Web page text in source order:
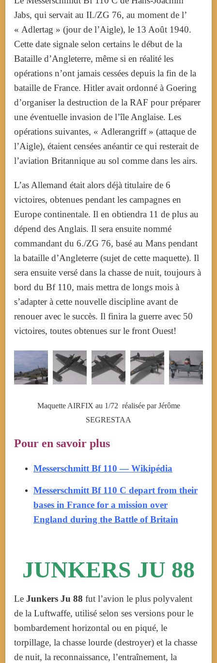
Jabs, qui servait au II./ZG 76, au moment de l’
« Adlertag » (jour de l’Aigle), le 13 Août 1940.
Cette date signale selon certains le début de la
Bataille d’Angleterre, même si en réalité les
opérations n’ont jamais cessées depuis la fin de la
bataille de France. Hitler avait ordonné à Goering
d’organiser la destruction de la RAF pour préparer
une éventuelle invasion de l’île Anglaise. Les
opérations suivantes, « Adlerangriff » (attaque de
l’Aigle), étaient censées anéantir ce qui resterait de
l’aviation Britannique au sol comme dans les airs.
L’as Allemand était alors déjà titulaire de 6
victoires, obtenues pendant les campagnes en
Europe continentale. Il en obtiendra 11 de plus au
dépend des Anglais. Il sera ensuite nommé
commandant du 6./ZG 76, basé au Mans pendant
la bataille d’Angleterre (sujet de cette maquette). Il
sera ensuite versé dans la chasse de nuit, toujours à
bord du Bf 110, mais mettra de longs mois à
s’adapter à cette nouvelle discipline avant de
renouer avec le succès. Il finira la guerre avec 50
victoires, toutes obtenues sur le front Ouest!
Maquette AIRFIX au 1/72 réalisée par Jérôme
SEGRESTAA
Pour en savoir plus
Messerschmitt Bf 110 — Wikipédia
Messerschmitt Bf 110 C depart from their
bases in France for a mission over
England during the Battle of Britain
JUNKERS JU 88
Le Junkers Ju 88 fut l’avion le plus polyvalent
de la Luftwaffe, utilisé selon ses versions pour le
bombardement horizontal ou en piqué, le
torpillage, la chasse lourde (destroyer) et la chasse
de nuit, la reconnaissance, l’entraînement, la